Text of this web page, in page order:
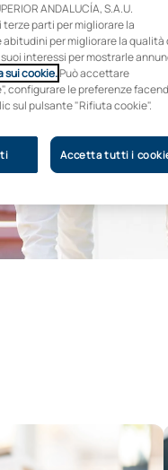
nella gestione della
ANDALUCÍA, S.A.U.
parti per migliorare la
per migliorare la qualità
interessi per mostrarle
sui cookie.Può accettare
configurare le preferenze
sul pulsante "Rifiuta cookie".
Accetta tutti i